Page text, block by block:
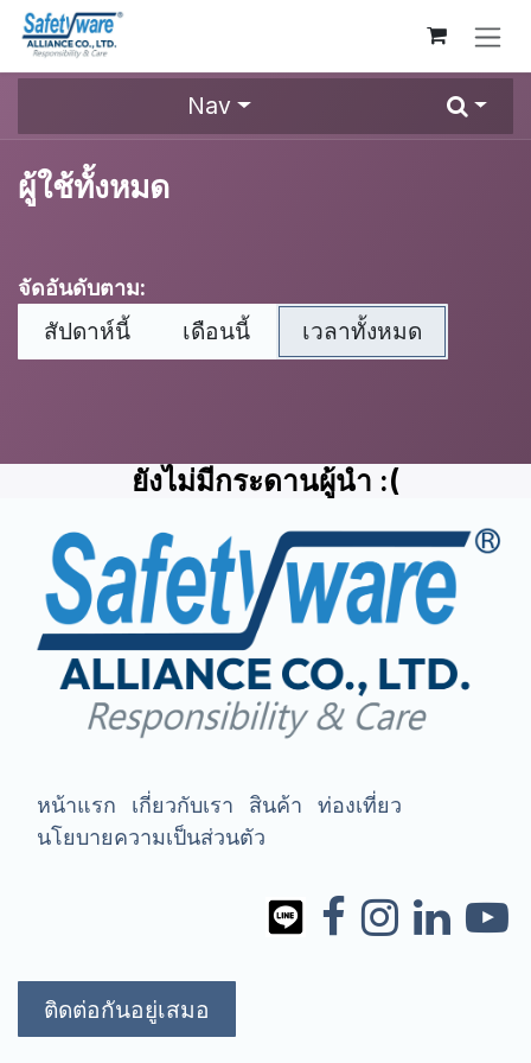
Skip to Content
Nav
ผู้ใช้ทั้งหมด
จัดอันดับตาม:
สัปดาห์นี้ เดือนนี้ เวลาทั้งหมด
ยังไม่มีกระดานผู้นำ :(
หน้าแรก เกี่ยวกับเรา สินค้า
ท่องเที่ยว
นโยบายความเป็นส่วนตัว
ติดต่อกันอยู่เสมอ